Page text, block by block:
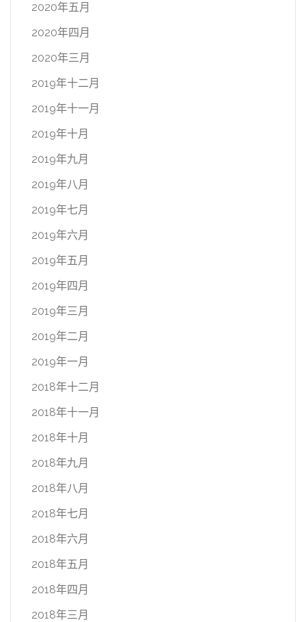
2020年五月
2020年四月
2020年三月
2019年十二月
2019年十一月
2019年十月
2019年九月
2019年八月
2019年七月
2019年六月
2019年五月
2019年四月
2019年三月
2019年二月
2019年一月
2018年十二月
2018年十一月
2018年十月
2018年九月
2018年八月
2018年七月
2018年六月
2018年五月
2018年四月
2018年三月